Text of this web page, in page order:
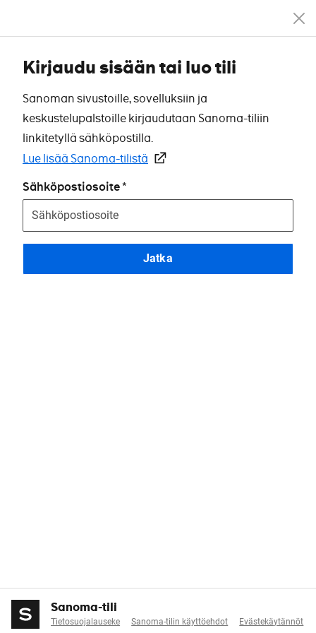
Kirjaudu sisään tai luo tili
Sanoman sivustoille, sovelluksiin ja
keskustelupalstoille kirjaudutaan Sanoma-tiliin
linkitetyllä sähköpostilla.
Lue lisää Sanoma-tilistä
Sähköpostiosoite
Jatka
Sanoma-tili
Tietosuojalauseke Sanoma-tilin käyttöehdot Evästekäytännöt